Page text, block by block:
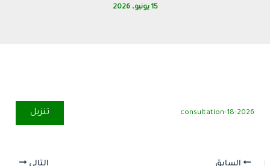
15 يونيو، 2026
consultation-18-2026 تنزيل
السابق التالي